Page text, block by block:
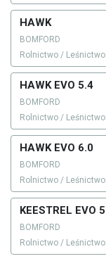
HAWK
BOMFORD
Rolnictwo / Leśnictwo
HAWK EVO 5.4
BOMFORD
Rolnictwo / Leśnictwo
HAWK EVO 6.0
BOMFORD
Rolnictwo / Leśnictwo
KEESTREL EVO 5
BOMFORD
Rolnictwo / Leśnictwo